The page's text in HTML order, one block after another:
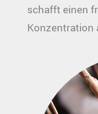
schafft einen
Konzentration